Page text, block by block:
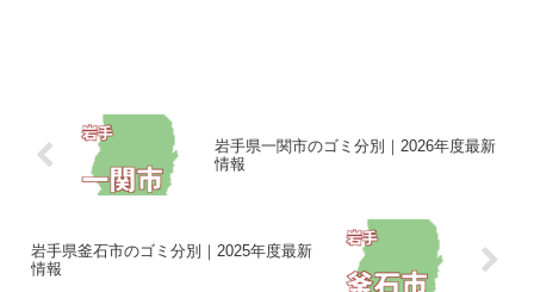
岩手県一関市のゴミ分別｜2026年度最新
情報
岩手県釜石市のゴミ分別｜2025年度最新
情報